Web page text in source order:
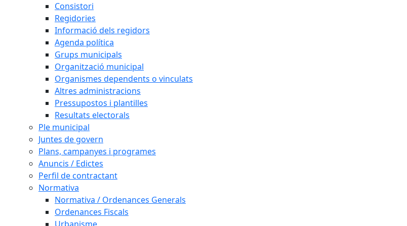
Consistori
Regidories
Informació dels regidors
Agenda política
Grups municipals
Organització municipal
Organismes dependents o vinculats
Altres administracions
Pressupostos i plantilles
Resultats electorals
Ple municipal
Juntes de govern
Plans, campanyes i programes
Anuncis / Edictes
Perfil de contractant
Normativa
Normativa / Ordenances Generals
Ordenances Fiscals